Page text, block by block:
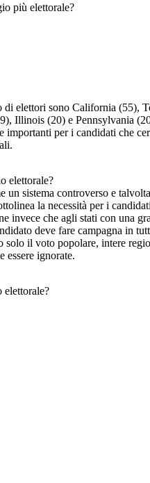
più elettorale?
elettori sono California (55),
Illinois (20) e Pennsylvania
importanti per i candidati che
elettorale?
un sistema controverso e talvolta
la necessità per i
invece che agli stati con una
deve fare campagna in
solo il voto popolare, intere
essere ignorate.
elettorale?